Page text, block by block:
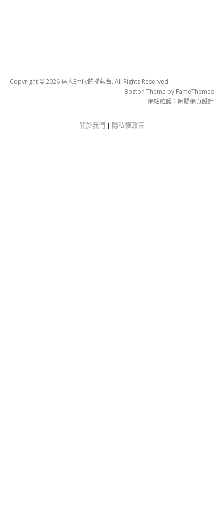
Copyright © 2026 達人Emily的播報台. All Rights Reserved.
Boston Theme by FameThemes
網站維護： 阿腸網頁設計
關於我們 | 隱私權政策